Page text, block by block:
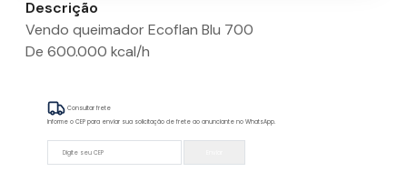
Descrição
Vendo queimador Ecoflan Blu 700
De 600.000 kcal/h
Consultar frete
Informe o CEP para enviar sua solicitação de frete ao anunciante no WhatsApp.